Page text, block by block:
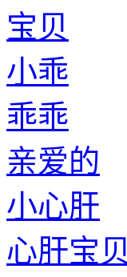
宝贝
小乖
乖乖
亲爱的
小心肝
心肝宝贝